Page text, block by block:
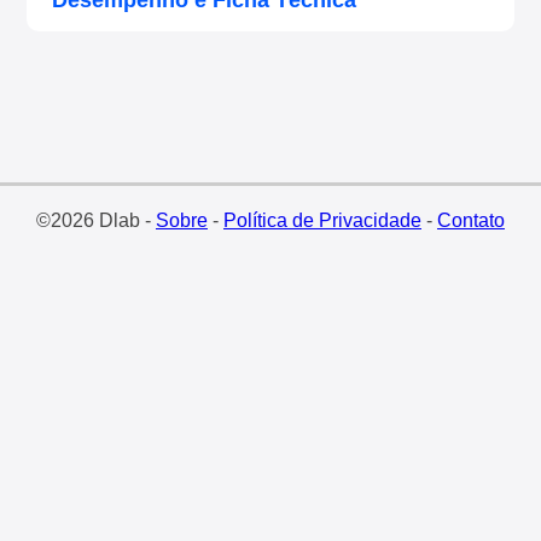
©2026 Dlab - Sobre- Política de Privacidade- Contato